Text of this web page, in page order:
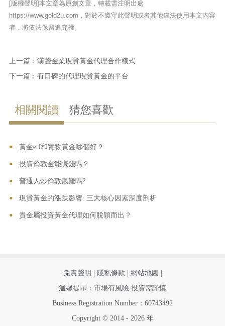
[版權聲明]本文章為原創文章，轉載需注明出處
https://www.gold2u.com，對於不遵守此聲明或者其他違法使用本文內容
者，將依法保留追究權。
上一篇： 漢聲金業現貨黃金代理合作模式
下一篇： 有口碑的代理現貨黃金的平台
相關閱讀 猜您喜歡
•
• 黃金etf和實物黃金哪個好？
• 投資倫敦金能賺錢嗎？
• 普通人炒倫敦銀難嗎?
• 現貨黃金的漲跌影響: 三大核心因素深度剖析
• 貴金屬投資黃金代理如何脫穎而出？
免責聲明 | 隱私條款 | 網站地圖 |
溫馨提示：市場有風險 投資需謹慎
Business Registration Number：60743492
Copyright © 2014 - 2026 年